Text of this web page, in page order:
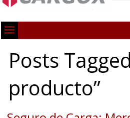
Posts
producto”